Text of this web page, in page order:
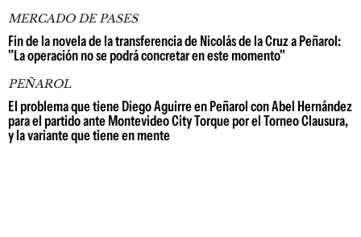
MERCADO DE PASES
Fin de la novela de la transferencia de Nicolás de la Cruz a Peñarol:
"La operación no se podrá concretar en este momento"
PEÑAROL
El problema que tiene Diego Aguirre en Peñarol con Abel Hernández
para el partido ante Montevideo City Torque por el Torneo Clausura,
y la variante que tiene en mente